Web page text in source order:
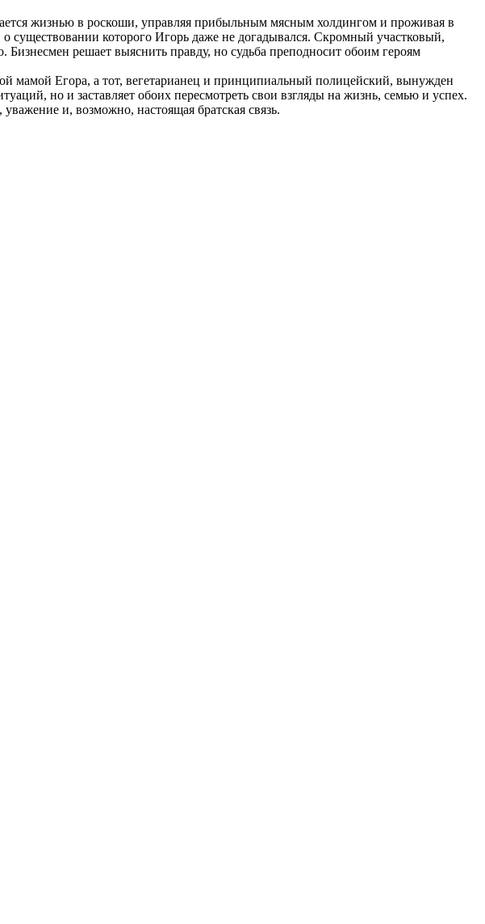
жизнью в роскоши, управляя прибыльным мясным холдингом и проживая в
существовании которого Игорь даже не догадывался. Скромный участковый,
решает выяснить правду, но судьба преподносит обоим героям
мамой Егора, а тот, вегетарианец и принципиальный полицейский, вынужден
но и заставляет обоих пересмотреть свои взгляды на жизнь, семью и успех.
и, возможно, настоящая братская связь.